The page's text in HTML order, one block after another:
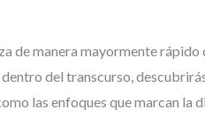
de manera mayormente rápido
del transcurso,
las enfoques que marcan la